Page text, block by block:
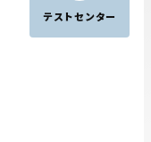
テストセンター